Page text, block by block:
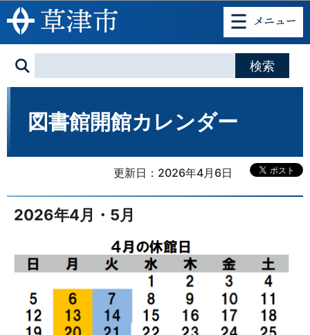
このページの本文へ移動
図書館開館カレンダー
更新日：2026年4月6日
2026年4月・5月